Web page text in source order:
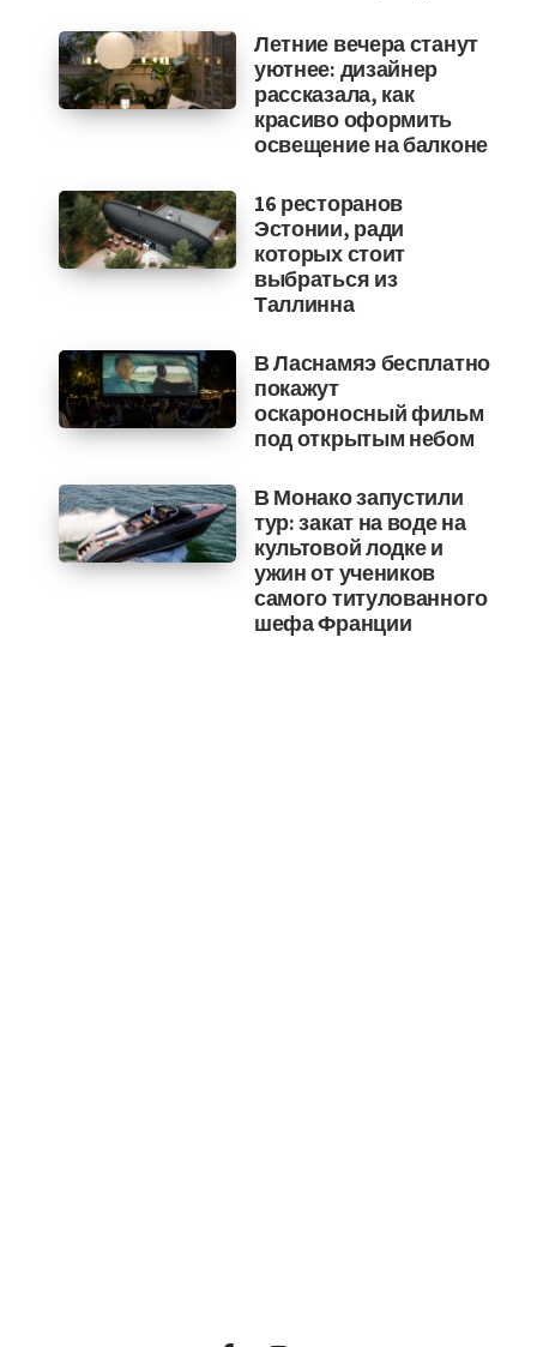
Летние вечера станут
уютнее: дизайнер
рассказала, как
красиво оформить
освещение на балконе
16 ресторанов
Эстонии, ради
которых стоит
выбраться из
Таллинна
В Ласнамяэ бесплатно
покажут
оскароносный фильм
под открытым небом
В Монако запустили
тур: закат на воде на
культовой лодке и
ужин от учеников
самого титулованного
шефа Франции